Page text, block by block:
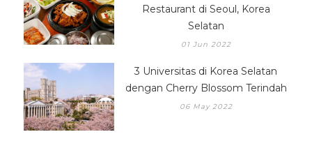
Restaurant di Seoul, Korea
Selatan
01 Jun 2022
3 Universitas di Korea Selatan
dengan Cherry Blossom Terindah
06 May 2022